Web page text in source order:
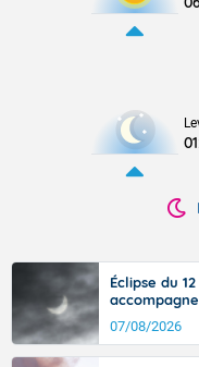
Éclipse du
07/08/2026